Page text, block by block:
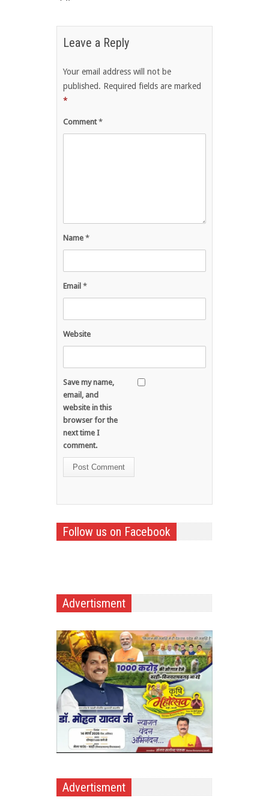
Leave a Reply
Your email address will not be
published. Required fields are marked
*
Comment*
Name *
Email *
Website
Save my name,
email, and
website in this
browser for the
next time I
comment.
Follow us on Facebook
Advertisment
Advertisment